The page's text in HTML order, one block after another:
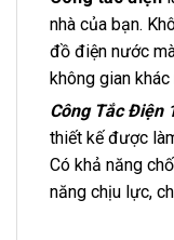
nhà của bạn.
đồ điện nước
không gian khác
Công Tắc Điện
thiết kế được
Có khả năng
năng chịu lực,